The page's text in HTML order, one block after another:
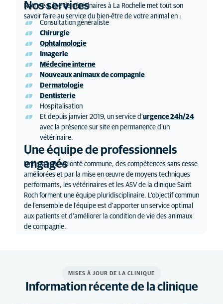
Nos services
Notre équipe de vétérinaires à La Rochelle met tout son
savoir faire au service du bien-être de votre animal en :
Consultation généraliste
Chirurgie
Ophtalmologie
Imagerie
Médecine interne
Nouveaux animaux de compagnie
Dermatologie
Dentisterie
Hospitalisation
Et depuis janvier 2019, un service d'urgence 24h/24
avec la présence sur site en permanence d'un
vétérinaire.
Une équipe de professionnels
engagés
Unis par une volonté commune, des compétences sans cesse
améliorées et par la mise en œuvre de moyens techniques
performants, les vétérinaires et les ASV de la clinique Saint
Roch forment une équipe pluridisciplinaire. L'objectif commun
de l'ensemble de l'équipe est d'apporter un service optimal
aux patients et d’améliorer la condition de vie des animaux
de compagnie.
MISES À JOUR DE LA CLINIQUE
Information récente de la clinique